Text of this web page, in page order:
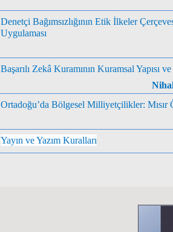
Denetçi Bağımsızlığının Etik İlkeler
Uygulaması
Başarılı Zekâ Kuramının Kuramsal Yapısı
Ortadoğu’da Bölgesel Milliyetçilikler: Mısır
Yayın ve Yazım Kuralları